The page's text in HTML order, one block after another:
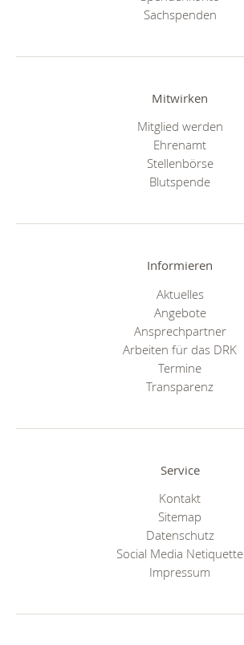
Sachspenden
Mitwirken
Mitglied werden
Ehrenamt
Stellenbörse
Blutspende
Informieren
Aktuelles
Angebote
Ansprechpartner
Arbeiten für das DRK
Termine
Transparenz
Service
Kontakt
Sitemap
Datenschutz
Social Media Netiquette
Impressum